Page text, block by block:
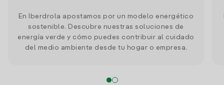
En Iberdrola apostamos por un modelo energético
sostenible. Descubre nuestras soluciones de
energía verde y cómo puedes contribuir al cuidado
del medio ambiente desde tu hogar o empresa.